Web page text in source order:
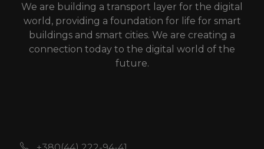
We are building a transport layer for the digital
world, providing a foundation for life for smart
buildings and smart cities. We are creating a
connection today to the digital world of the
future.